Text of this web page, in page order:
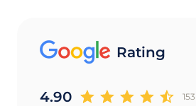
Rating
4.90